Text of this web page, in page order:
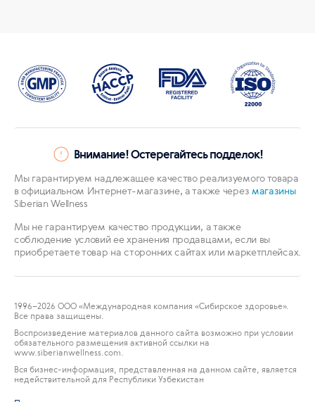
Внимание! Остерегайтесь подделок!
Мы гарантируем надлежащее качество реализуемого товара
в официальном Интернет-магазине, а также через магазины
Siberian Wellness
Мы не гарантируем качество продукции, а также
соблюдение условий ее хранения продавцами, если вы
приобретаете товар на сторонних сайтах или маркетплейсах.
1996–2026 ООО «Международная компания «Сибирское здоровье».
Все права защищены.
Воспроизведение материалов данного сайта возможно при условии
обязательного размещения активной ссылки на
www.siberianwellness.com.
Вся бизнес-информация, представленная на данном сайте, является
недействительной для Республики Узбекистан